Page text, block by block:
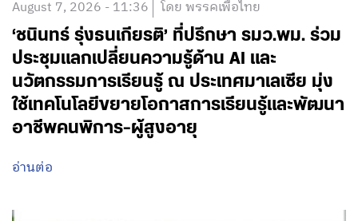
August 7, 2026 - 11:36 โดย พรรคเพื่อไทย
‘ชนินทร์ รุ่งธนเกียรติ’ ที่ปรึกษา รมว.พม. ร่วม
ประชุมแลกเปลี่ยนความรู้ด้าน AI และ
นวัตกรรมการเรียนรู้ ณ ประเทศมาเลเซีย มุ่ง
ใช้เทคโนโลยีขยายโอกาสการเรียนรู้และพัฒนา
อาชีพคนพิการ-ผู้สูงอายุ
อ่านต่อ